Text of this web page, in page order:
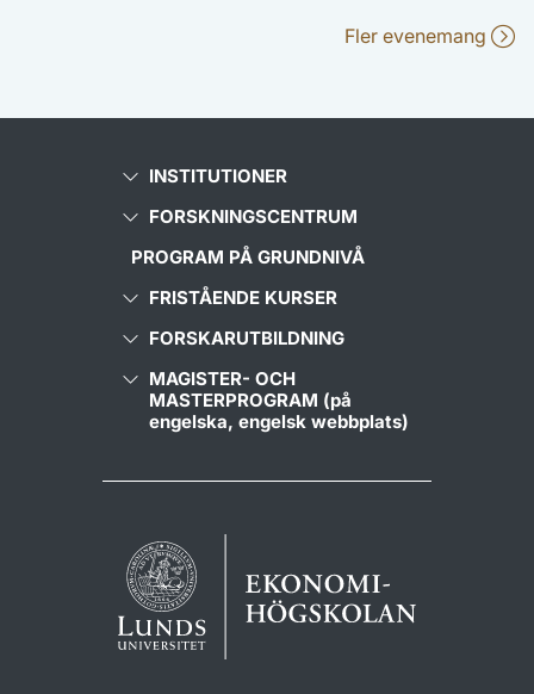
Fler evenemang
INSTITUTIONER
FORSKNINGSCENTRUM
PROGRAM PÅ GRUNDNIVÅ
FRISTÅENDE KURSER
FORSKARUTBILDNING
MAGISTER- OCH
MASTERPROGRAM (på
engelska, engelsk webbplats)